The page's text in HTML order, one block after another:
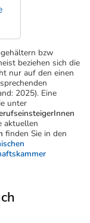
bzw
beziehen sich die
nur auf den einen
2025). Eine
unter
aktuellen
finden Sie in den